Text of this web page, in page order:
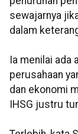
sewajarnya
dalam
Ia menilai ada
perusahaan
dan ekonomi
IHSG justru